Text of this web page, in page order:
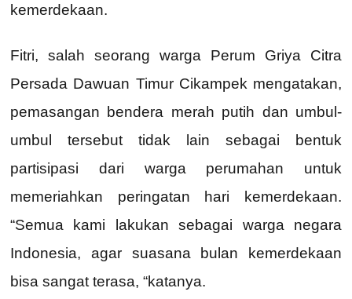
kemerdekaan.
Fitri, salah seorang warga Perum Griya Citra
Persada Dawuan Timur Cikampek mengatakan,
pemasangan bendera merah putih dan umbul-
umbul tersebut tidak lain sebagai bentuk
partisipasi dari warga perumahan untuk
memeriahkan peringatan hari kemerdekaan.
“Semua kami lakukan sebagai warga negara
Indonesia, agar suasana bulan kemerdekaan
bisa sangat terasa, “katanya.